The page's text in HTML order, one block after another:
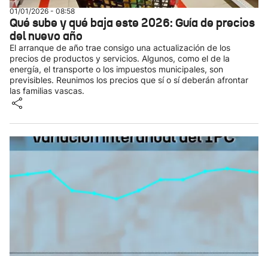
01/01/2026 - 08:58
Qué sube y qué baja este 2026: Guía de precios
del nuevo año
El arranque de año trae consigo una actualización de los
precios de productos y servicios. Algunos, como el de la
energía, el transporte o los impuestos municipales, son
previsibles. Reunimos los precios que sí o sí deberán afrontar
las familias vascas.